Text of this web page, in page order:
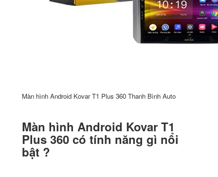
Màn hình Android Kovar T1 Plus 360 Thanh Bình Auto
Màn hình Android Kovar T1
Plus 360 có tính năng gì nổi
bật ?